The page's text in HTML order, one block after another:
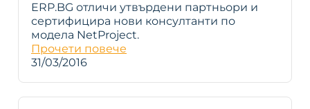
ERP.BG отличи утвърдени партньори и
сертифицира нови консултанти по
модела NetProject.
Прочети повече
31/03/2016